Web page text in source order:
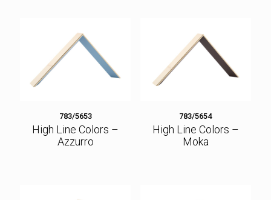
783/5653
High Line Colors –
Azzurro
783/5654
High Line Colors –
Moka